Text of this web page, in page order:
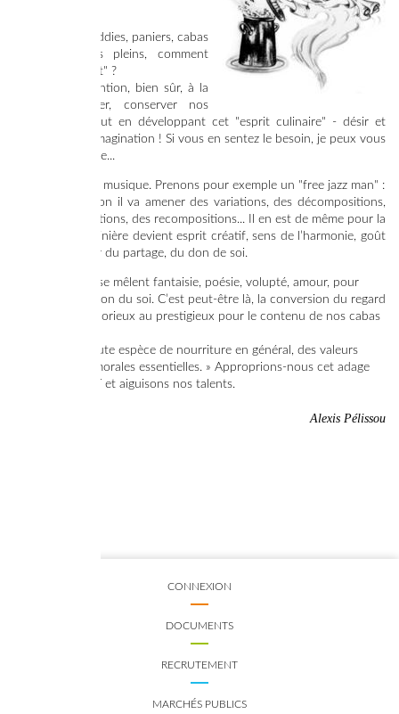
Alors de nos caddies, paniers, cabas
plus ou moins pleins, comment
profiter "du tout" ?
En prêtant attention, bien sûr, à la
façon de gérer, conserver nos
achats et surtout en développant cet "esprit culinaire" - désir et
plaisir pur de l’imagination ! Si vous en sentez le besoin, je peux vous
mettre sur la voie...
C'est comme en musique. Prenons pour exemple un "free jazz man" :
de la composition il va amener des variations, des décompositions,
des déstructurations, des recompositions... Il en est de même pour la
cuisine qui routinière devient esprit créatif, sens de l’harmonie, goût
de la fête, plaisir du partage, du don de soi.
Art de vivre où se mêlent fantaisie, poésie, volupté, amour, pour
devenir expression du soi. C’est peut-être là, la conversion du regard
qui passe du laborieux au prestigieux pour le contenu de nos cabas
« J'attribue à toute espèce de nourriture en général, des valeurs
esthétiques et morales essentielles. » Approprions-nous cet adage
de Salvador Dalí et aiguisons nos talents.
Alexis Pélissou
CONNEXION
DOCUMENTS
RECRUTEMENT
MARCHÉS PUBLICS